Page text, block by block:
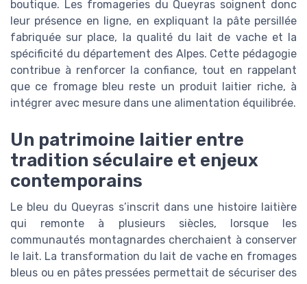
boutique. Les fromageries du Queyras soignent donc
leur présence en ligne, en expliquant la pâte persillée
fabriquée sur place, la qualité du lait de vache et la
spécificité du département des Alpes. Cette pédagogie
contribue à renforcer la confiance, tout en rappelant
que ce fromage bleu reste un produit laitier riche, à
intégrer avec mesure dans une alimentation équilibrée.
Un patrimoine laitier entre
tradition séculaire et enjeux
contemporains
Le bleu du Queyras s’inscrit dans une histoire laitière
qui remonte à plusieurs siècles, lorsque les
communautés montagnardes cherchaient à conserver
le lait. La transformation du lait de vache en fromages
bleus ou en pâtes pressées permettait de sécuriser des